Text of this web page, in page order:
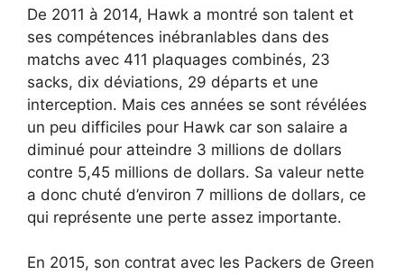
De 2011 à 2014, Hawk a montré son talent et
ses compétences inébranlables dans des
matchs avec 411 plaquages combinés, 23
sacks, dix déviations, 29 départs et une
interception. Mais ces années se sont révélées
un peu difficiles pour Hawk car son salaire a
diminué pour atteindre 3 millions de dollars
contre 5,45 millions de dollars. Sa valeur nette
a donc chuté d’environ 7 millions de dollars, ce
qui représente une perte assez importante.
En 2015, son contrat avec les Packers de Green